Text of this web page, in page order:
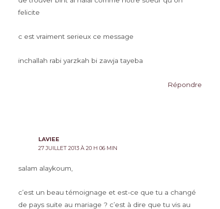
felicite
c est vraiment serieux ce message
inchallah rabi yarzkah bi zawja tayeba
Répondre
LAVIEE
27 JUILLET 2013 À 20 H 06 MIN
salam alaykoum,
c’est un beau témoignage et est-ce que tu a changé
de pays suite au mariage ? c’est à dire que tu vis au